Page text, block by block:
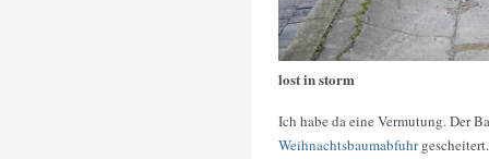
lost in storm
Ich habe da eine Vermutung. Der
Weihnachtsbaumabfuhrgescheitert.